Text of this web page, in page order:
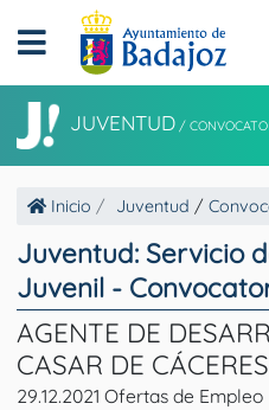
JUVENTUD /
Inicio Juventud /
Juventud: Servicio
Juvenil -
AGENTE DE
CASAR DE CÁCERES
29.12.2021 Ofertas de Empleo